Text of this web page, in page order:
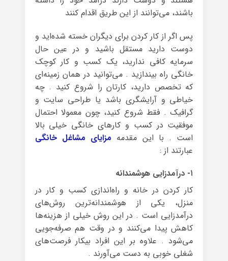
باشند، می‌توانند از این طریق اقدام کنند
پس اگر از کار کردن برای دیگران خسته شده‌اید و
دوست دارید مستقل باشید و در عین حال
سرمایه کافی ندارید، یک کسب و کار کوچک
خانگی راه بیندازید . می‌توانید در همان زمینه‌ای
که تخصص دارید، کارتان را شروع کنید . چه
خیاطی و آرایشگری باشد یا طراحی سایت و
گرافیک . فقط شروع کنید، چون معمولا احتمال
موفقیت در کسب و کارهای خانگی خیلی بالا
است . با این مقدمه مزایای مشاغل خانگی
عبارتند از :
۱- درآمدزایی هوشمندانه
کار کردن در خانه و راه‌اندازی کسب و کار در
منزل، یکی از هوشمندانه‌ترین روش‌های
درآمدزایی است . در این روش خیلی از هزینه‌ها
کاهش پیدا می‌کنند و در وقت هم صرفه‌جویی
می‌شود . علاوه بر این افراد بیکار فرصت‌های
شغلی خوبی به دست می‌آورند .